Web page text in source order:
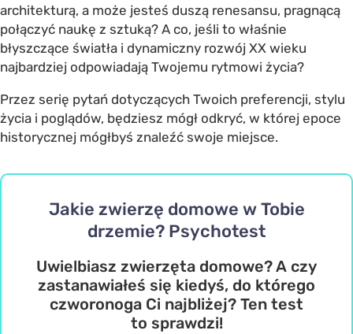
architekturą, a może jesteś duszą renesansu, pragnącą
połączyć naukę z sztuką? A co, jeśli to właśnie
błyszczące światła i dynamiczny rozwój XX wieku
najbardziej odpowiadają Twojemu rytmowi życia?
Przez serię pytań dotyczących Twoich preferencji, stylu
życia i poglądów, będziesz mógł odkryć, w której epoce
historycznej mógłbyś znaleźć swoje miejsce.
Jakie zwierzę domowe w Tobie
drzemie? Psychotest
Uwielbiasz zwierzęta domowe? A czy
zastanawiałeś się kiedyś, do którego
czworonoga Ci najbliżej? Ten test
to sprawdzi!